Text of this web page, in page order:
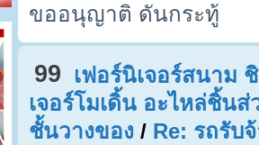
ขออนุญาติ ดันกระทู้
99
เฟอร์นิเจอร์สนาม
เจอร์โมเดิ้น อะไหล่ชิ้น
ชั้นวางของ / Re: รถรับ